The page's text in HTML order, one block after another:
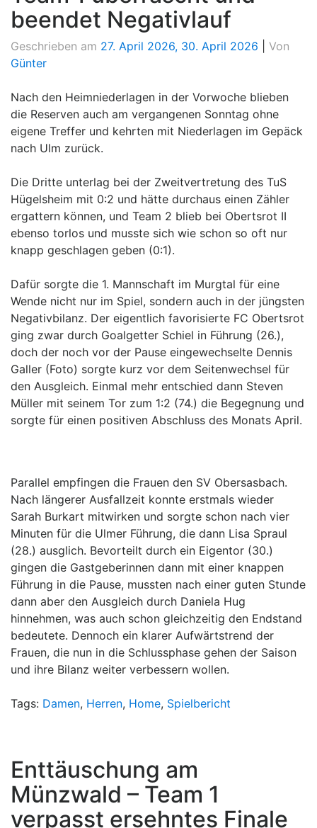
beendet Negativlauf
Geschrieben am 27. April 2026, 30. April 2026
Von
Günter
Nach den Heimniederlagen in der Vorwoche blieben
die Reserven auch am vergangenen Sonntag ohne
eigene Treffer und kehrten mit Niederlagen im Gepäck
nach Ulm zurück.
Die Dritte unterlag bei der Zweitvertretung des TuS
Hügelsheim mit 0:2 und hätte durchaus einen Zähler
ergattern können, und Team 2 blieb bei Obertsrot II
ebenso torlos und musste sich wie schon so oft nur
knapp geschlagen geben (0:1).
Dafür sorgte die 1. Mannschaft im Murgtal für eine
Wende nicht nur im Spiel, sondern auch in der jüngsten
Negativbilanz. Der eigentlich favorisierte FC Obertsrot
ging zwar durch Goalgetter Schiel in Führung (26.),
doch der noch vor der Pause eingewechselte Dennis
Galler (Foto) sorgte kurz vor dem Seitenwechsel für
den Ausgleich. Einmal mehr entschied dann Steven
Müller mit seinem Tor zum 1:2 (74.) die Begegnung und
sorgte für einen positiven Abschluss des Monats April.
Parallel empfingen die Frauen den SV Obersasbach.
Nach längerer Ausfallzeit konnte erstmals wieder
Sarah Burkart mitwirken und sorgte schon nach vier
Minuten für die Ulmer Führung, die dann Lisa Spraul
(28.) ausglich. Bevorteilt durch ein Eigentor (30.)
gingen die Gastgeberinnen dann mit einer knappen
Führung in die Pause, mussten nach einer guten Stunde
dann aber den Ausgleich durch Daniela Hug
hinnehmen, was auch schon gleichzeitig den Endstand
bedeutete. Dennoch ein klarer Aufwärtstrend der
Frauen, die nun in die Schlussphase gehen der Saison
und ihre Bilanz weiter verbessern wollen.
Tags: Damen, Herren, Home, Spielbericht
Enttäuschung am
Münzwald – Team 1
verpasst ersehntes Finale